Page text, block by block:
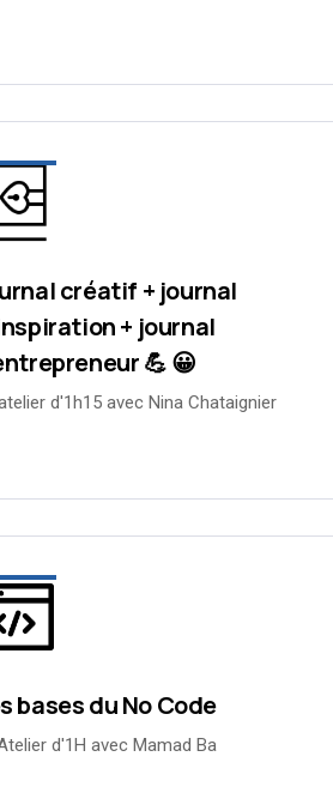
créatif + journal
+ journal
💪 😀
d'1h15 avec Nina Chataignier
bases du No Code
d'1H avec Mamad Ba